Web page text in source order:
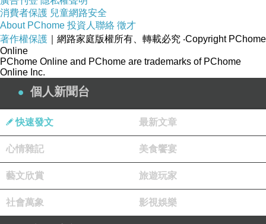
消費者保護 兒童網路安全
About PChome 投資人聯絡 徵才
著作權保護 ｜網路家庭版權所有、轉載必究 ‧Copyright PChome
Online
PChome Online and PChome are trademarks of PChome
Online Inc.
個人新聞台
快速發文 最新文章
心情雜記 美食饗宴
藝文欣賞 旅遊玩家
社會萬象 影視娛樂